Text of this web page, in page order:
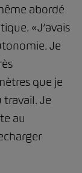
abordé
«J’avais
Je
que je
Je
au